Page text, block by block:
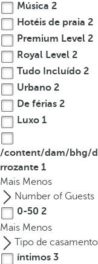
Música 2
Hotéis de praia 2
Premium Level 2
Royal Level 2
Tudo Incluído 2
Urbano 2
De férias 2
Luxo 1
/content/dam/bhg/
rrozante 1
Mais Menos
Number of Guests
0-50 2
Mais Menos
Tipo de casamento
íntimos 3